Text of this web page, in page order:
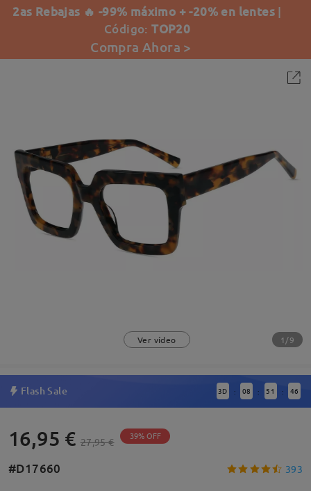
2as Rebajas 🔥 -99% máximo + -20% en lentes |
Código:TOP20
Compra Ahora >
Ver vídeo 1/9
Flash Sale 3D : 08 : 51 : 45
16,95 € 27,95 € 39% OFF
#D17660 393